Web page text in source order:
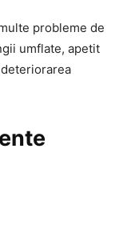
probleme de
umflate, apetit